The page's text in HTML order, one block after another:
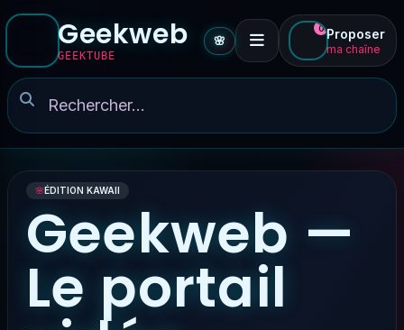
Geekweb
GEEKTUBE
🌸
0 Proposer
ma chaîne
🌸ÉDITION KAWAII
Geekweb —
Le portail